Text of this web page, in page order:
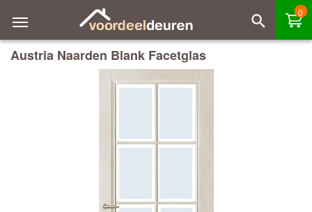
0
Austria Naarden Blank Facetglas